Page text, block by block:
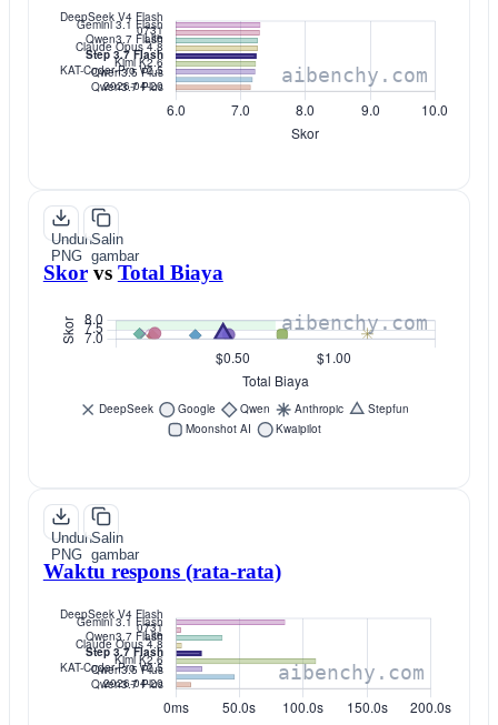
Unduh
PNG
Salin
gambar
Skor vs Total Biaya
Unduh
PNG
Salin
gambar
Waktu respons (rata-rata)